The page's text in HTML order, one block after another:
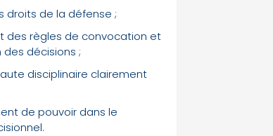
droits de la défense ;
des règles de convocation et
décisions ;
disciplinaire clairement
de pouvoir dans le